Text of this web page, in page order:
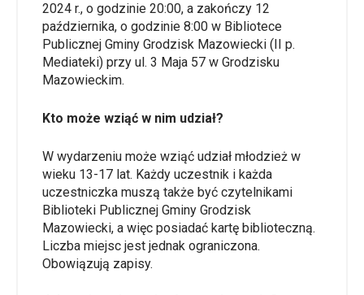
2024 r., o godzinie 20:00, a zakończy 12
października, o godzinie 8:00 w Bibliotece
Publicznej Gminy Grodzisk Mazowiecki (II p.
Mediateki) przy ul. 3 Maja 57 w Grodzisku
Mazowieckim.
Kto może wziąć w nim udział?
W wydarzeniu może wziąć udział młodzież w
wieku 13-17 lat. Każdy uczestnik i każda
uczestniczka muszą także być czytelnikami
Biblioteki Publicznej Gminy Grodzisk
Mazowiecki, a więc posiadać kartę biblioteczną.
Liczba miejsc jest jednak ograniczona.
Obowiązują zapisy.